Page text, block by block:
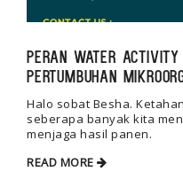
Peran Water Activity
Pertumbuhan
Halo sobat Besha.
seberapa banyak kita
menjaga hasil panen.
READ MORE